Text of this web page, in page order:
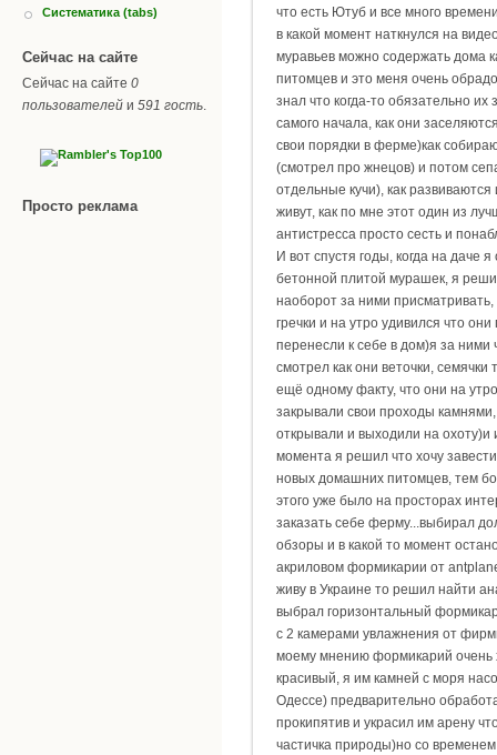
Систематика (tabs)
Сейчас на сайте
Сейчас на сайте 0
пользователей и 591 гость.
Просто реклама
что есть Ютуб и все много
в какой момент наткнулся на
муравьев можно содержать дома
питомцев и это меня очень
знал что когда-то обязательно их
самого начала, как они
свои порядки в ферме)как
(смотрел про жнецов) и потом
отдельные кучи), как развиваются
живут, как по мне этот один из
антистресса просто сесть и
И вот спустя годы, когда на даче
бетонной плитой мурашек, я
наоборот за ними
гречки и на утро удивился что
перенесли к себе в дом)я за ними
смотрел как они веточки, семячки
ещё одному факту, что они на
закрывали свои проходы
открывали и выходили на охоту)и
момента я решил что хочу завести
новых домашних питомцев, тем
этого уже было на просторах
заказать себе ферму...выбирал
обзоры и в какой то момент
акриловом формикарии от
живу в Украине то решил найти
выбрал горизонтальный
с 2 камерами увлажнения от
моему мнению формикарий очень
красивый, я им камней с моря
Одессе) предварительно
прокипятив и украсил им арену
частичка природы)но со